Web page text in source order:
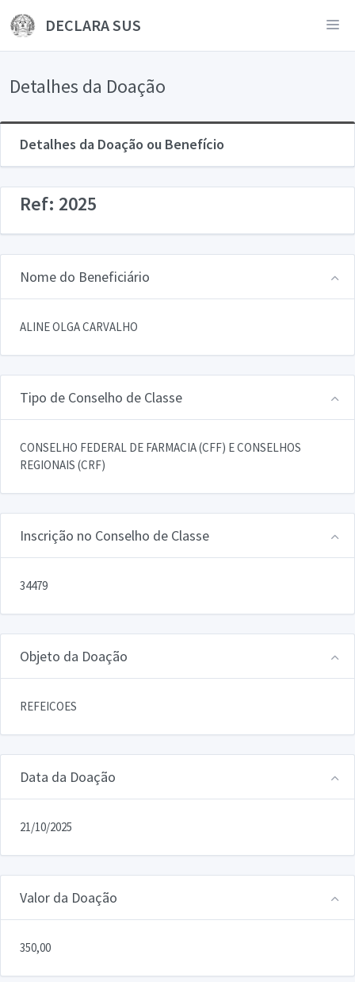
DECLARA SUS
Detalhes da Doação
Detalhes da Doação ou Benefício
Ref: 2025
Nome do Beneficiário
ALINE OLGA CARVALHO
Tipo de Conselho de Classe
CONSELHO FEDERAL DE FARMACIA (CFF) E CONSELHOS
REGIONAIS (CRF)
Inscrição no Conselho de Classe
34479
Objeto da Doação
REFEICOES
Data da Doação
21/10/2025
Valor da Doação
350,00